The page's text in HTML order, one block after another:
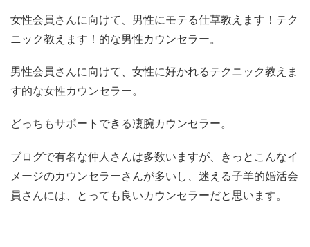
女性会員さんに向けて、男性にモテる仕草教えます！テク
ニック教えます！的な男性カウンセラー。
男性会員さんに向けて、女性に好かれるテクニック教えま
す的な女性カウンセラー。
どっちもサポートできる凄腕カウンセラー。
ブログで有名な仲人さんは多数いますが、きっとこんなイ
メージのカウンセラーさんが多いし、迷える子羊的婚活会
員さんには、とっても良いカウンセラーだと思います。